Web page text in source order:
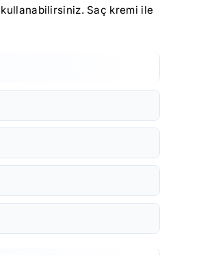
Saç kremi ile